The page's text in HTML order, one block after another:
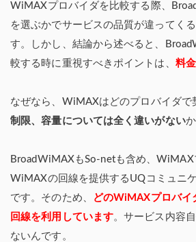
WiMAXプロバイダを比較する際、
を選ぶかでサービスの品質が違ってく
す。しかし、結論から述べると、
較する時に重視すべきポイントは、 料金
なぜなら、WiMAXはどのプロバイダで
制限、容量については全く違いがないか
BroadWiMAXもSo-netも含め、WiMAX
WiMAXの回線を提供するUQコミュニ
です。そのため、
どのWiMAXプロバ
回線を利用しています。サービス内容
ないんです。